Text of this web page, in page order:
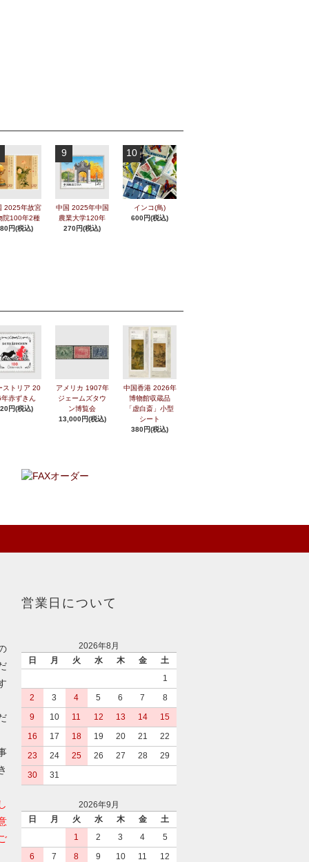
2025年故宮
院100年2種
円(税込)
9
中国 2025年中国
農業大学120年
270円(税込)
10
インコ(鳥)
600円(税込)
ストリア 20
赤ずきん
円(税込)
アメリカ 1907年
ジェームズタウ
ン博覧会
13,000円(税込)
中国香港 2026年
博物館収蔵品
「虚白斎」小型
シート
380円(税込)
営業日について
2026年8月
日
月 火 水 木 金
土
1
2
3 4 5 6 7
8
9
10 11 12 13 14
15
16
17 18 19 20 21
22
23
24 25 26 27 28
29
30
31
2026年9月
日
月 火 水 木 金
土
1
2 3 4
5
6
7 8 9 10 11
12